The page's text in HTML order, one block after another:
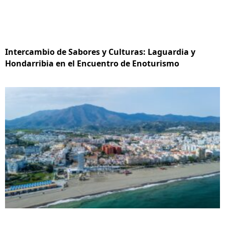
Intercambio de Sabores y Culturas: Laguardia y
Hondarribia en el Encuentro de Enoturismo